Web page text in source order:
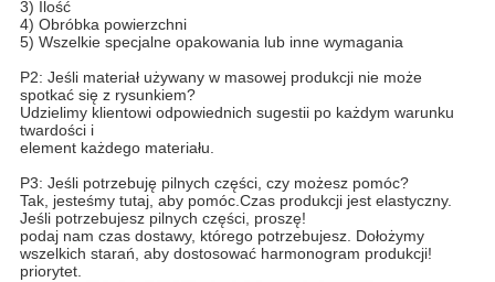
3) Ilość
4) Obróbka powierzchni
5) Wszelkie specjalne opakowania lub inne wymagania
P2: Jeśli materiał używany w masowej produkcji nie może
spotkać się z rysunkiem?
Udzielimy klientowi odpowiednich sugestii po każdym warunku
twardości i
element każdego materiału.
P3: Jeśli potrzebuję pilnych części, czy możesz pomóc?
Tak, jesteśmy tutaj, aby pomóc.Czas produkcji jest elastyczny.
Jeśli potrzebujesz pilnych części, proszę!
podaj nam czas dostawy, którego potrzebujesz. Dołożymy
wszelkich starań, aby dostosować harmonogram produkcji!
priorytet.